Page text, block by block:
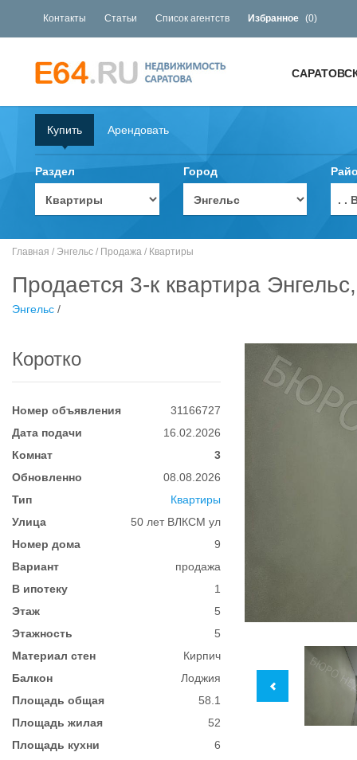
Контакты Статьи Список агентств Избранное (0)
Купить Арендовать
Раздел Город
. .
Главная / Энгельс / Продажа / Квартиры
Продается 3-к квартира
Энгельс /
Коротко
Номер объявления
31166727
Дата подачи
16.02.2026
Комнат
3
Обновленно
08.08.2026
Тип
Квартиры
Улица
50 лет ВЛКСМ ул
Номер дома
9
Вариант
продажа
В ипотеку
1
Этаж
5
Этажность
5
Материал стен
Кирпич
Балкон
Лоджия
Площадь общая
58.1
Площадь жилая
52
Площадь кухни
6